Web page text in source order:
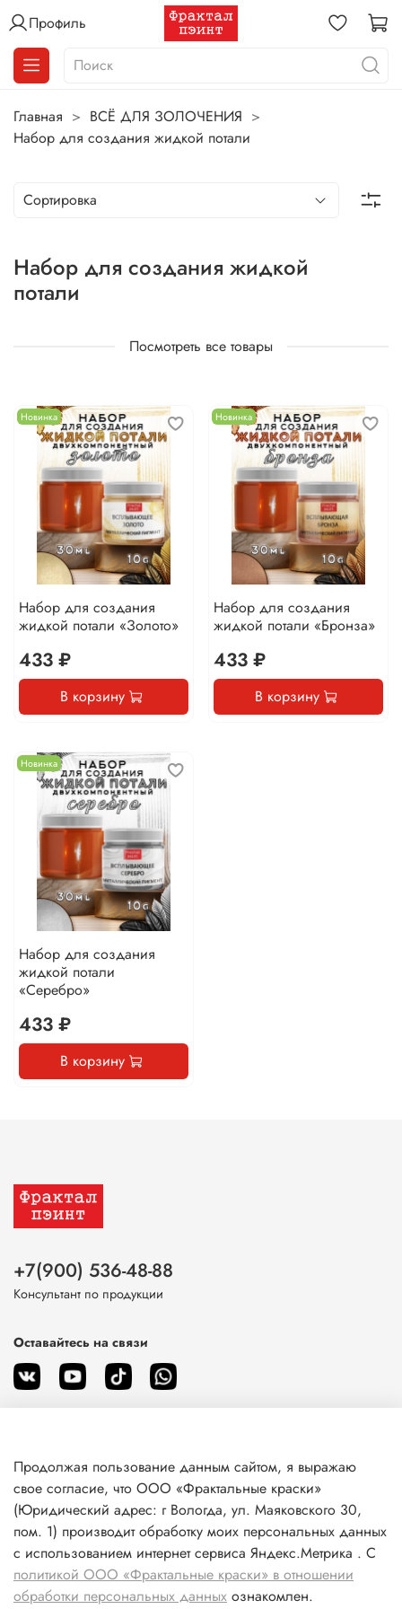
Профиль
Главная
ВСЁ ДЛЯ ЗОЛОЧЕНИЯ
Набор для создания жидкой потали
Набор для создания жидкой
потали
Посмотреть все товары
Новинка
Набор для создания
жидкой потали «Золото»
433 ₽
В корзину
Новинка
Набор для создания
жидкой потали «Бронза»
433 ₽
В корзину
Новинка
Набор для создания
жидкой потали
«Серебро»
433 ₽
В корзину
О магазине
Клиентам
Информация
+7(900) 536-48-88
Консультант по продукции
Оставайтесь на связи
Продолжая пользование данным сайтом, я выражаю
свое согласие, что ООО «Фрактальные краски»
(Юридический адрес: г Вологда, ул. Маяковского 30,
пом. 1) производит обработку моих персональных данных
с использованием интернет сервиса Яндекс.Метрика . С
политикой ООО «Фрактальные краски» в отношении
обработки персональных данных ознакомлен.